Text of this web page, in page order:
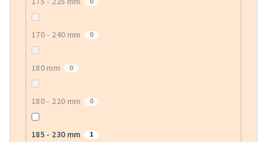
170 - 240 mm 0
180 mm 0
180 - 220 mm 0
185 - 230 mm 1